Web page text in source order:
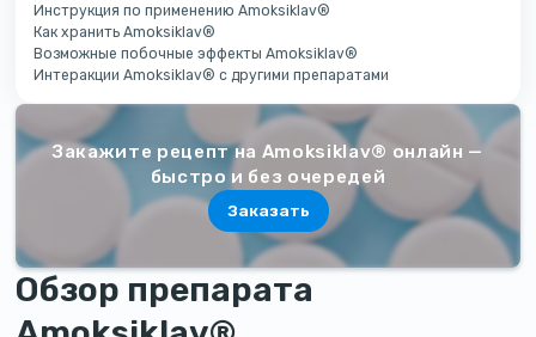
Обзор препарата
Инструкция по применению Amoksiklav®
Как хранить Amoksiklav®
Возможные побочные эффекты Amoksiklav®
Интеракции Amoksiklav® с другими препаратами
Закажите рецепт на Amoksiklav® онлайн —
быстро и без очередей
Заказать